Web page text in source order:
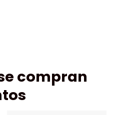
compran